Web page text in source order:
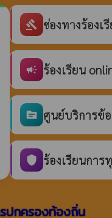
gavel ช่องทางร้อง
campaign ร้องเรียน
source ศูนย์บริการข้
shield ร้องเรียนกา
ปกครองท้องถิ่น